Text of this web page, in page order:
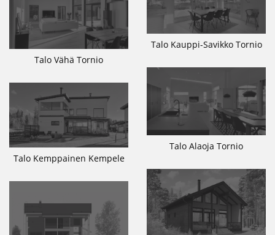
Talo Kauppi-Savikko Tornio
Talo Vähä Tornio
Talo Alaoja Tornio
Talo Kemppainen Kempele